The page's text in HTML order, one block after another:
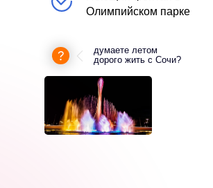
Олимпийском парке
думаете летом
дорого жить с Сочи?